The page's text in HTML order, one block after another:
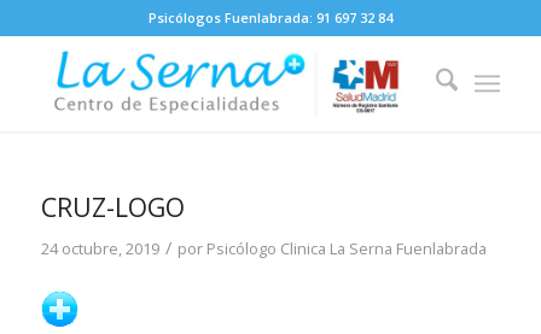
Psicólogos Fuenlabrada: 91 697 32 84
CRUZ-LOGO
24 octubre, 2019 / por Psicólogo Clinica La Serna Fuenlabrada